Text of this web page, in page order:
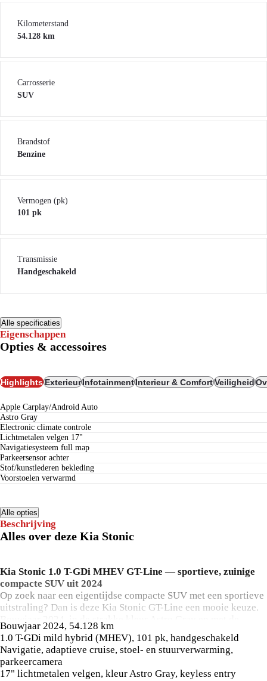
Kilometerstand
54.128 km
Carrosserie
SUV
Brandstof
Benzine
Vermogen (pk)
101 pk
Transmissie
Handgeschakeld
Alle specificaties
Eigenschappen
Opties & accessoires
HighlightsExterieurInfotainmentInterieur & ComfortVeiligheid
Apple Carplay/Android Auto
Astro Gray
electronic climate controle
lichtmetalen velgen 17"
navigatiesysteem full map
parkeersensor achter
stof/kunstlederen bekleding
voorstoelen verwarmd
Alle opties
Beschrijving
Alles over deze Kia Stonic
Kia Stonic 1.0 T-GDi MHEV GT-Line — sportieve, zuinige
compacte SUV uit 2024
Op zoek naar een eigentijdse compacte SUV met een sportieve
uitstraling? Dan is deze Kia Stonic GT-Line een mooie keuze.
Bouwjaar 2024, in de strakke kleur Astro Gray en met de
slimme mild-hybridtechniek die de benzinemotor zuinig
ondersteunt.
De Stonic combineert de hogere instap van een SUV met de
wendbaarheid van een compacte auto — handig in de stad en
Bouwjaar 2024, 54.128 km
1.0 T-GDi mild hybrid (MHEV), 101 pk, handgeschakeld
Navigatie, adaptieve cruise, stoel- en stuurverwarming,
parkeercamera
17" lichtmetalen velgen, kleur Astro Gray, keyless entry